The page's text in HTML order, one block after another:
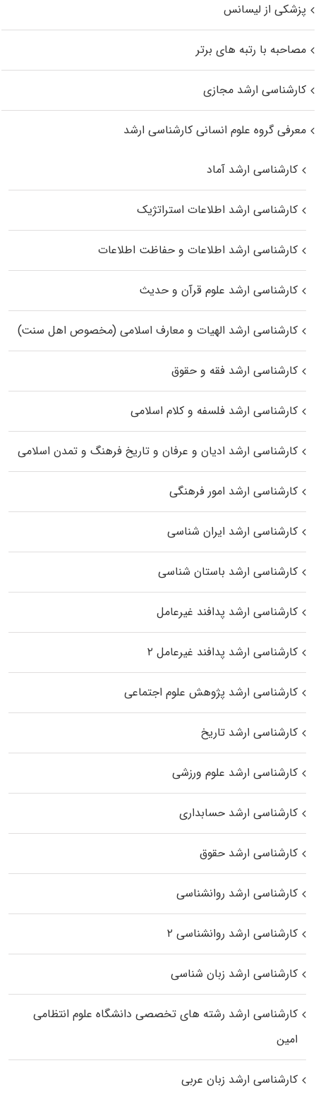
پزشکی از لیسانس
مصاحبه با رتبه های برتر
کارشناسی ارشد مجازی
معرفی گروه علوم انسانی کارشناسی ارشد
کارشناسی ارشد آماد
کارشناسی ارشد اطلاعات استراتژیک
کارشناسی ارشد اطلاعات و حفاظت اطلاعات
کارشناسی ارشد علوم قرآن و حدیث
کارشناسی ارشد الهیات و معارف اسلامی (مخصوص اهل سنت)
کارشناسی ارشد فقه و حقوق
کارشناسی ارشد فلسفه و کلام اسلامی
کارشناسی ارشد ادیان و عرفان و تاریخ فرهنگ و تمدن اسلامی
کارشناسی ارشد امور فرهنگی
کارشناسی ارشد ایران شناسی
کارشناسی ارشد باستان شناسی
کارشناسی ارشد پدافند غیرعامل
کارشناسی ارشد پدافند غیرعامل ۲
کارشناسی ارشد پژوهش علوم اجتماعی
کارشناسی ارشد تاریخ
کارشناسی ارشد علوم ورزشی
کارشناسی ارشد حسابداری
کارشناسی ارشد حقوق
کارشناسی ارشد روانشناسی
کارشناسی ارشد روانشناسی ۲
کارشناسی ارشد زبان شناسی
کارشناسی ارشد رﺷﺘﻪ ﻫﺎی تخصصی داﻧﺸﮕﺎه ﻋﻠﻮم انتظامی
اﻣﻴﻦ
کارشناسی ارشد زبان عربی